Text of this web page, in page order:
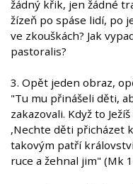
žádný křik, jen žádné
žízeň po spáse lidí, po
ve zkouškách? Jak
pastoralis?
3. Opět jeden obraz,
"Tu mu přinášeli děti,
zakazovali. Když to
,Nechte děti přicházet
takovým patří
ruce a žehnal jim" (Mk